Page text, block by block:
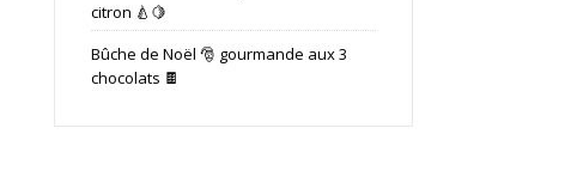
citron 🍐🍋
Bûche de Noël 🎅 gourmande aux 3
chocolats 🍫